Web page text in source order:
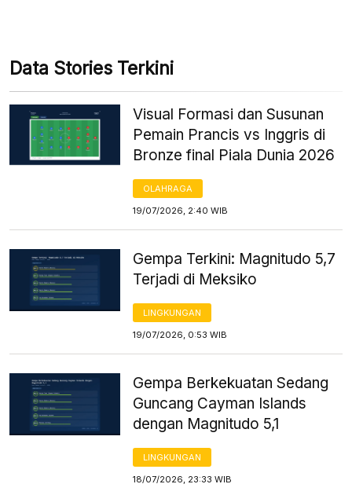
Data Stories Terkini
Visual Formasi dan Susunan
Pemain Prancis vs Inggris di
Bronze final Piala Dunia 2026
OLAHRAGA
19/07/2026, 2:40 WIB
Gempa Terkini: Magnitudo 5,7
Terjadi di Meksiko
LINGKUNGAN
19/07/2026, 0:53 WIB
Gempa Berkekuatan Sedang
Guncang Cayman Islands
dengan Magnitudo 5,1
LINGKUNGAN
18/07/2026, 23:33 WIB